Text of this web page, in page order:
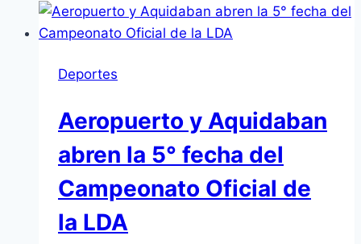
Deportes
Aeropuerto y Aquidaban
abren la 5° fecha del
Campeonato Oficial de
la LDA